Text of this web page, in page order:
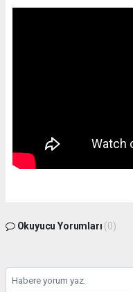
Okuyucu Yorumları (0)